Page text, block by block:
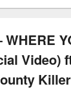
Video)
Killer